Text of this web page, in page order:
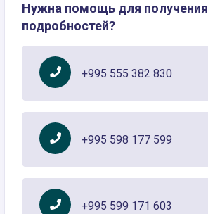
Нужна помощь для получения
подробностей?
+995 555 382 830
+995 598 177 599
+995 599 171 603